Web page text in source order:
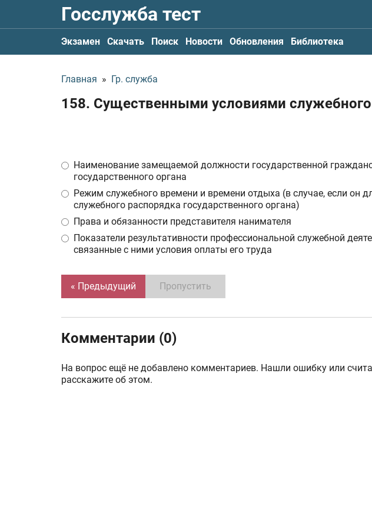
Госслужба тест
Экзамен Скачать Поиск Новости Обновления Библиотека
Главная » Гр. служба
158. Существенными условиями
Наименование замещаемой должности государственной
государственного органа
Режим служебного времени и времени отдыха (в случае, если он
служебного распорядка государственного органа)
Права и обязанности представителя нанимателя
Показатели результативности профессиональной служебной
связанные с ними условия оплаты его труда
« Предыдущий Пропустить
Комментарии (0)
На вопрос ещё не добавлено комментариев. Нашли ошибку или
расскажите об этом.